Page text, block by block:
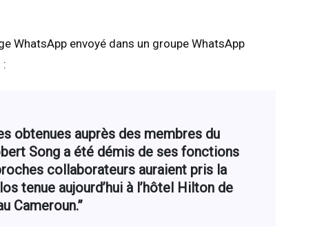
WhatsApp envoyé dans un groupe WhatsApp
:
obtenues auprès des membres du
Song a été démis de ses fonctions
collaborateurs auraient pris la
tenue aujourd’hui à l’hôtel Hilton de
Cameroun.”